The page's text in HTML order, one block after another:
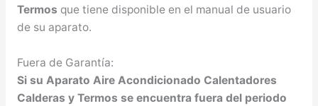
Termos que tiene disponible en el manual de usuario
de su aparato.
Fuera de Garantía:
Si su Aparato Aire Acondicionado Calentadores
Calderas y Termos se encuentra fuera del periodo